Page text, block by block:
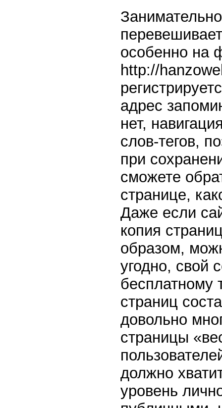
особенно на
http://
адрес
нет,
слов-тегов,
при
сможете
странице,
Даже если
копия
образом,
угодно, свой
бесплатному
страниц
довольно
страницы
должно
уровень